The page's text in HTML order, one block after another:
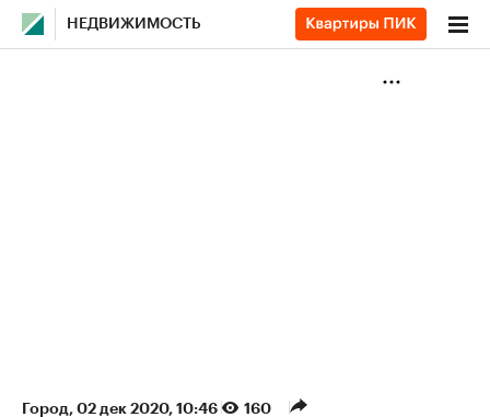
НЕДВИЖИМОСТЬ
Город⁠, 02 дек 2020, 10:46 160